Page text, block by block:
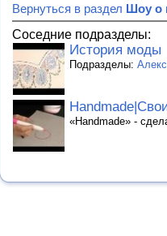
Вернуться в раздел Шоу о
Соседние подразделы:
История моды
Подразделы:
«Handmade» -